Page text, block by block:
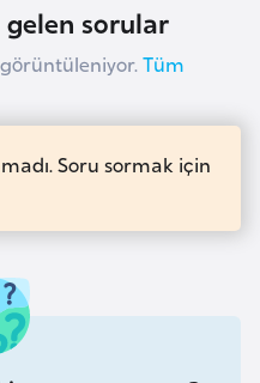
sorular
görüntüleniyor.Tüm
Soru sormak için